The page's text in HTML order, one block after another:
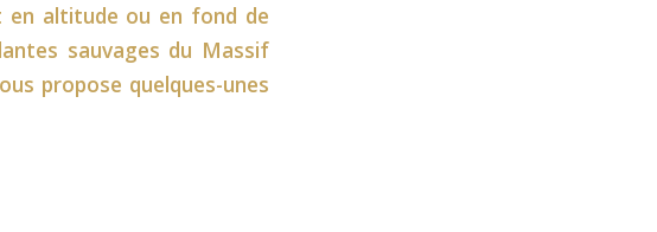
en altitude ou en fond de
sauvages du Massif
propose quelques-unes